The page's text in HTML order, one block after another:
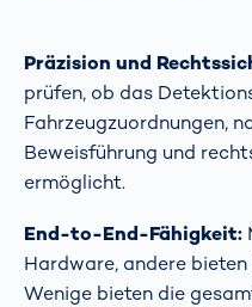
Präzision und
prüfen, ob das
Fahrzeugzuordnungen,
Beweisführung und
ermöglicht.
End-to-End-Fähigkeit:
Hardware, andere
Wenige bieten die